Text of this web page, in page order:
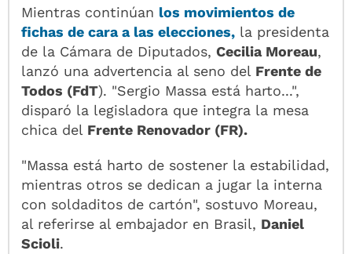
Mientras continúan los movimientos de
fichas de cara a las elecciones, la presidenta
de la Cámara de Diputados,Cecilia Moreau,
lanzó una advertencia al seno del Frente de
Todos (FdT). "Sergio Massa está harto...",
disparó la legisladora que integra la mesa
chica del Frente Renovador (FR).
"Massa está harto de sostener la estabilidad,
mientras otros se dedican a jugar la interna
con soldaditos de cartón", sostuvo Moreau,
al referirse al embajador en Brasil, Daniel
Scioli.